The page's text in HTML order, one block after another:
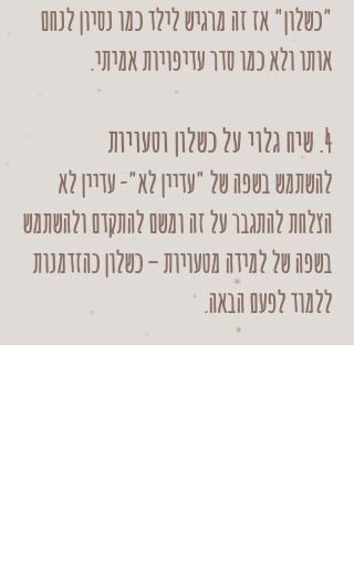
"כשלון" אז זה מרגיש לילד כמו נסיון לנחם
אותו ולא כמו סדר עדיפויות אמיתי.
4. שיח גלוי על כשלון וטעויות
להשתמש בשפה של "עדיין לא"- עדיין לא
הצלחת להתגבר על זה ומשם להתקדם ולהשתמש
בשפה של למידה מטעויות – כשלון כהזדמנות
ללמוד לפעם הבאה.